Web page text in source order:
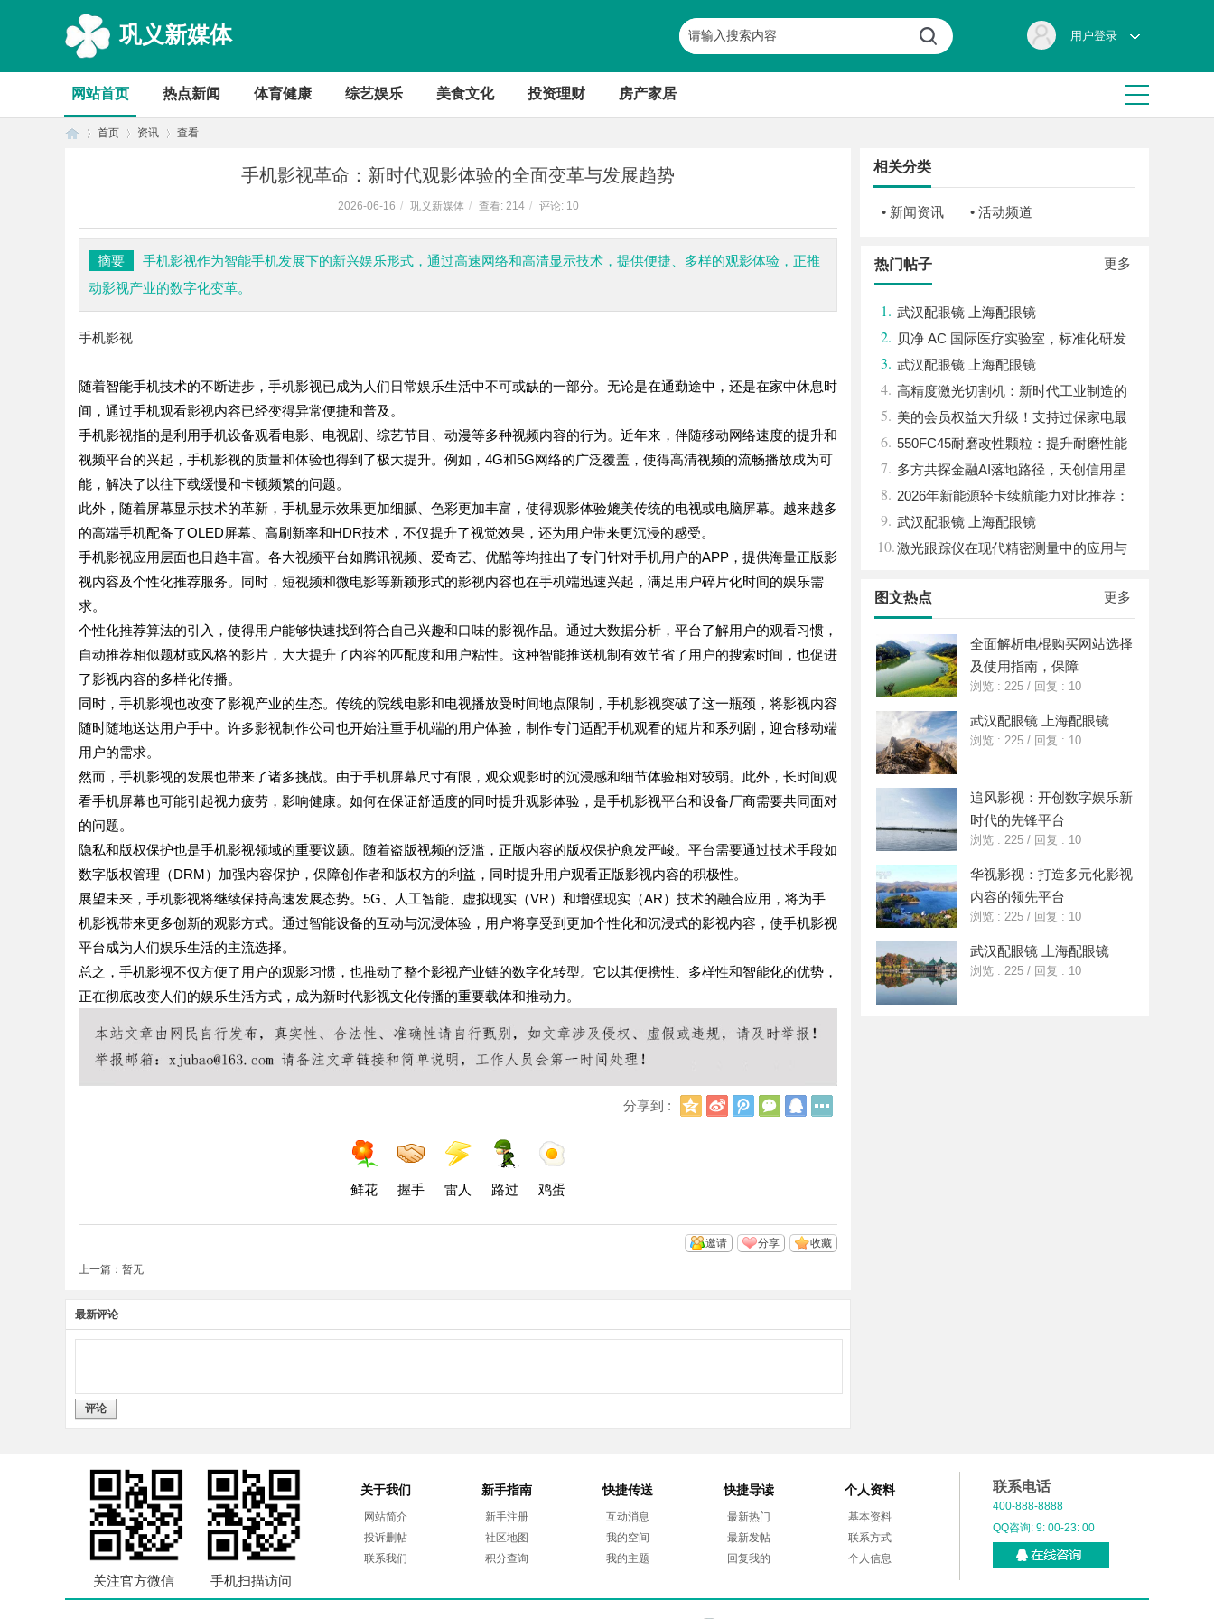
巩义新媒体 用户登录
网站首页 热点新闻 体育健康 综艺娱乐 美食文化 投资理财 房产家居
首页 资讯 查看
手机影视革命：新时代观影体验的全面变革与发展趋势
2026-06-16 / 巩义新媒体 / 查看: 214 / 评论: 10
摘要
手机影视作为智能手机发展下的新兴娱乐形式，通过高速网络和高清显示技术，提供便捷、多样的观影体验，正推
动影视产业的数字化变革。
手机影视
随着智能手机技术的不断进步，手机影视已成为人们日常娱乐生活中不可或缺的一部分。无论是在通勤途中，还是在家中休息时
间，通过手机观看影视内容已经变得异常便捷和普及。
手机影视指的是利用手机设备观看电影、电视剧、综艺节目、动漫等多种视频内容的行为。近年来，伴随移动网络速度的提升和
视频平台的兴起，手机影视的质量和体验也得到了极大提升。例如，4G和5G网络的广泛覆盖，使得高清视频的流畅播放成为可
能，解决了以往下载缓慢和卡顿频繁的问题。
此外，随着屏幕显示技术的革新，手机显示效果更加细腻、色彩更加丰富，使得观影体验媲美传统的电视或电脑屏幕。越来越多
的高端手机配备了OLED屏幕、高刷新率和HDR技术，不仅提升了视觉效果，还为用户带来更沉浸的感受。
手机影视应用层面也日趋丰富。各大视频平台如腾讯视频、爱奇艺、优酷等均推出了专门针对手机用户的APP，提供海量正版影
视内容及个性化推荐服务。同时，短视频和微电影等新颖形式的影视内容也在手机端迅速兴起，满足用户碎片化时间的娱乐需
求。
个性化推荐算法的引入，使得用户能够快速找到符合自己兴趣和口味的影视作品。通过大数据分析，平台了解用户的观看习惯，
自动推荐相似题材或风格的影片，大大提升了内容的匹配度和用户粘性。这种智能推送机制有效节省了用户的搜索时间，也促进
了影视内容的多样化传播。
同时，手机影视也改变了影视产业的生态。传统的院线电影和电视播放受时间地点限制，手机影视突破了这一瓶颈，将影视内容
随时随地送达用户手中。许多影视制作公司也开始注重手机端的用户体验，制作专门适配手机观看的短片和系列剧，迎合移动端
用户的需求。
然而，手机影视的发展也带来了诸多挑战。由于手机屏幕尺寸有限，观众观影时的沉浸感和细节体验相对较弱。此外，长时间观
看手机屏幕也可能引起视力疲劳，影响健康。如何在保证舒适度的同时提升观影体验，是手机影视平台和设备厂商需要共同面对
的问题。
隐私和版权保护也是手机影视领域的重要议题。随着盗版视频的泛滥，正版内容的版权保护愈发严峻。平台需要通过技术手段如
数字版权管理（DRM）加强内容保护，保障创作者和版权方的利益，同时提升用户观看正版影视内容的积极性。
展望未来，手机影视将继续保持高速发展态势。5G、人工智能、虚拟现实（VR）和增强现实（AR）技术的融合应用，将为手
机影视带来更多创新的观影方式。通过智能设备的互动与沉浸体验，用户将享受到更加个性化和沉浸式的影视内容，使手机影视
平台成为人们娱乐生活的主流选择。
总之，手机影视不仅方便了用户的观影习惯，也推动了整个影视产业链的数字化转型。它以其便携性、多样性和智能化的优势，
正在彻底改变人们的娱乐生活方式，成为新时代影视文化传播的重要载体和推动力。
分享到 :
Q
新
浪
腾
讯
微
信
Q
鲜花 握手 雷人 路过 鸡蛋
收藏
分享
邀请
上一篇：暂无
最新评论
评论
相关分类
• 新闻资讯 • 活动频道
更多
热门帖子
1. 武汉配眼镜 上海配眼镜
2. 贝净 AC 国际医疗实验室，标准化研发
体系全解析
3. 武汉配眼镜 上海配眼镜
4. 高精度激光切割机：新时代工业制造的
革命者
5. 美的会员权益大升级！支持过保家电最
高3000元免费维修
6. 550FC45耐磨改性颗粒：提升耐磨性能
7. 多方共探金融AI落地路径，天创信用星
图AI助力产业金融智能升级
8. 2026年新能源轻卡续航能力对比推荐：
5大主流平台三维解析
9. 武汉配眼镜 上海配眼镜
10.激光跟踪仪在现代精密测量中的应用与
更多
图文热点
全面解析电棍购买网站选择
及使用指南，保障
浏览 : 225 / 回复 : 10
武汉配眼镜 上海配眼镜
浏览 : 225 / 回复 : 10
追风影视：开创数字娱乐新
时代的先锋平台
浏览 : 225 / 回复 : 10
华视影视：打造多元化影视
内容的领先平台
浏览 : 225 / 回复 : 10
武汉配眼镜 上海配眼镜
浏览 : 225 / 回复 : 10
关注官方微信 手机扫描访问
关于我们
网站简介
投诉删帖
联系我们
新手指南
新手注册
社区地图
积分查询
快捷传送
互动消息
我的空间
我的主题
快捷导读
最新热门
最新发帖
回复我的
个人资料
基本资料
联系方式
个人信息
联系电话
400-888-8888
QQ咨询: 9: 00-23: 00